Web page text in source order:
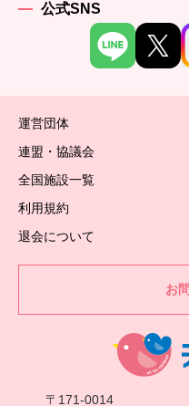
公式SNS
運営団体
連盟・協議会
全国施設一覧
利用規約
退会について
お
〒171-0014